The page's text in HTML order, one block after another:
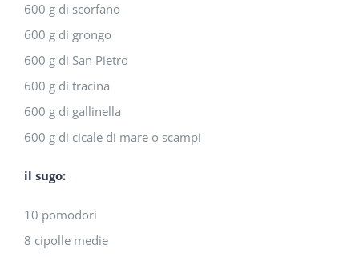
600 g di scorfano
600 g di grongo
600 g di San Pietro
600 g di tracina
600 g di gallinella
600 g di cicale di mare o scampi
il sugo:
10 pomodori
8 cipolle medie